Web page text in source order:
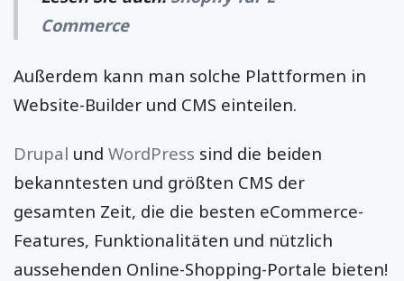
Commerce
Außerdem kann man solche Plattformen in
Website-Builder und CMS einteilen.
Drupal und WordPress sind die beiden
bekanntesten und größten CMS der
gesamten Zeit, die die besten eCommerce-
Features, Funktionalitäten und nützlich
aussehenden Online-Shopping-Portale bieten!